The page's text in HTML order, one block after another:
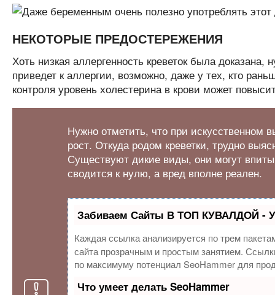
НЕКОТОРЫЕ ПРЕДОСТЕРЕЖЕНИЯ
Хоть низкая аллергенность креветок была
приведет к аллергии, возможно, даже у тех, кто
контроля уровень холестерина в крови может
Нужно отметить, что при
рост. Откуда родом креветки, трудно
Существуют дикие виды, они могут
сводится к нулю, а вред вполне реален.
Забиваем Сайты В ТОП КУВАЛДОЙ -
Каждая ссылка анализируется по трем
сайта прозрачным и простым занятием.
по максимуму потенциал SeoHammer для
Что умеет делать SeoHammer